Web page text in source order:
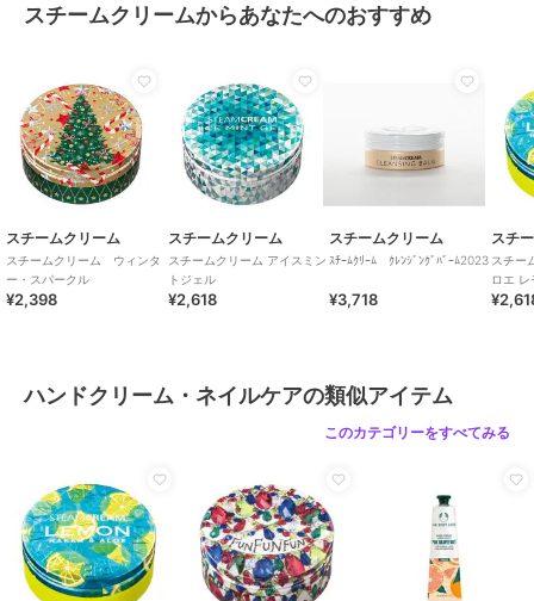
スチームクリームからあなたへのおすすめ
スチームクリーム
スチームクリーム ウィンタ
ー・スパークル
¥2,398
スチームクリーム
スチームクリーム アイスミン
トジェル
¥2,618
スチームクリーム
ｽﾁｰﾑｸﾘｰﾑ ｸﾚﾝｼﾞﾝｸﾞﾊﾞｰﾑ2023
¥3,718
スチ
スチー
ロエ レ
ハンドクリーム・ネイルケアの類似アイテム
このカテゴリーをすべてみる